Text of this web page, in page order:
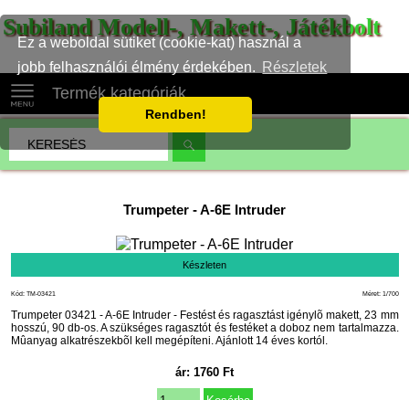
Ez a weboldal sütiket (cookie-kat) használ a
jobb felhasználói élmény érdekében.
Részletek
Rendben!
Subiland Modell-, Makett-, Játékbolt
Termék kategóriák
Trumpeter -A-6E Intruder
Készleten
Méret: 1/700
Kód: TM-03421
Trumpeter 03421 - A-6E Intruder - Festést és ragasztást igénylõ makett, 23 mm
hosszú, 90 db-os. A szükséges ragasztót és festéket a doboz nem tartalmazza.
Mûanyag alkatrészekbõl kell megépíteni. Ajánlott 14 éves kortól.
ár: 1760 Ft